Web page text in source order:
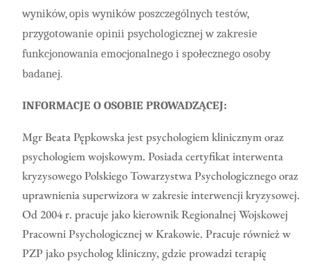
wyników, opis wyników poszczególnych testów,
przygotowanie opinii psychologicznej w zakresie
funkcjonowania emocjonalnego i społecznego osoby
badanej.
INFORMACJE O OSOBIE PROWADZĄCEJ:
Mgr Beata Pępkowska jest psychologiem klinicznym oraz
psychologiem wojskowym. Posiada certyfikat interwenta
kryzysowego Polskiego Towarzystwa Psychologicznego oraz
uprawnienia superwizora w zakresie interwencji kryzysowej.
Od 2004 r. pracuje jako kierownik Regionalnej Wojskowej
Pracowni Psychologicznej w Krakowie. Pracuje również w
PZP jako psycholog kliniczny, gdzie prowadzi terapię